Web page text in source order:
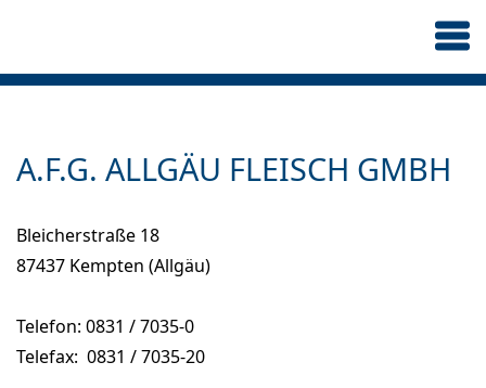
A.F.G. ALLGÄU FLEISCH GMBH
Bleicherstraße 18
87437 Kempten (Allgäu)
Telefon: 0831 / 7035-0
Telefax: 0831 / 7035-20